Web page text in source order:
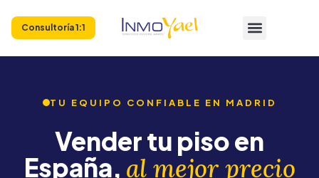
Consultoría 1:1
TU EQUIPO CONFIABLE EN MADRID
Vender tu piso en
España, al mejor precio